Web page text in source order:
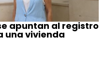
apuntan al registro
una vivienda